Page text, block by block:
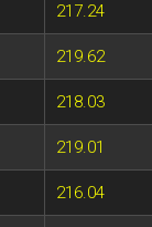
217.24
219.62
218.03
219.01
216.04